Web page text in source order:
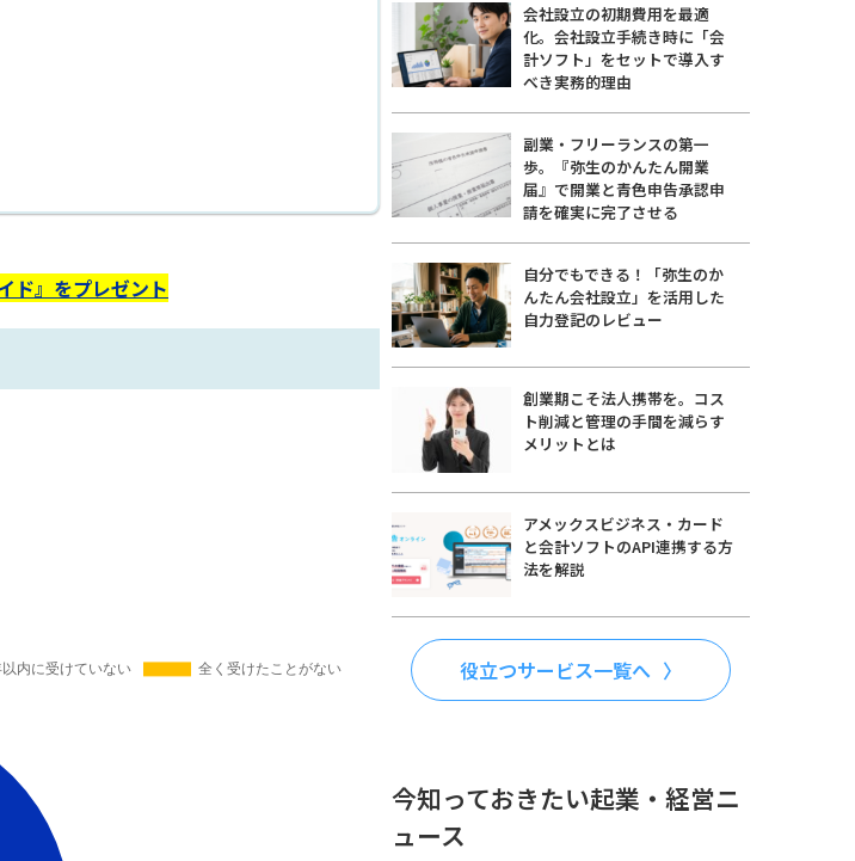
ド』をプレゼント
会社設立の初期費用を最適
化。会社設立手続き時に「会
計ソフト」をセットで導入す
べき実務的理由
副業・フリーランスの第一
歩。『弥生のかんたん開業
届』で開業と青色申告承認申
請を確実に完了させる
自分でもできる！「弥生のか
んたん会社設立」を活用した
自力登記のレビュー
創業期こそ法人携帯を。コス
ト削減と管理の手間を減らす
メリットとは
アメックスビジネス・カード
と会計ソフトのAPI連携する方
法を解説
役立つサービス一覧へ
今知っておきたい起業・経営ニ
ュース